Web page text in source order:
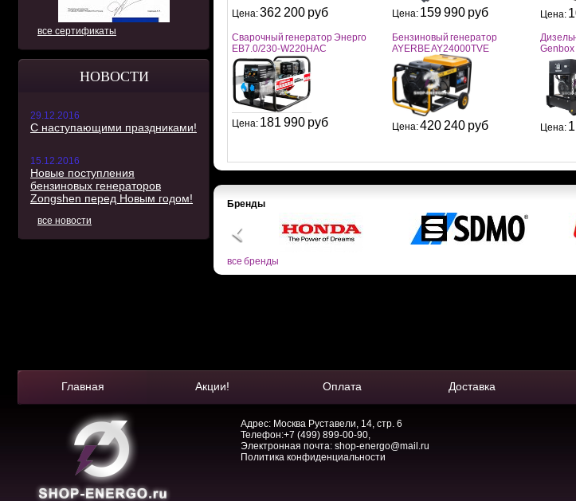
все сертификаты
НОВОСТИ
29.12.2016
С наступающими праздниками!
15.12.2016
Новые поступления
бензиновых генераторов
Zongshen перед Новым годом!
все новости
Цена:362 200 руб Цена: 159 990 руб Цена:
Сварочный генератор Энерго
EB7.0/230-W220HAC
Цена: 181 990 руб
Бензиновый генератор
AYERBE AY24000TVE
Цена:420 240 руб
Genbox
Цена:
Бренды
все бренды
Главная Акции! Оплата Доставка
Адрес: Москва Руставели, 14, стр. 6
Телефон:+7 (499) 899-00-90,
Электронная почта: shop-energo@mail.ru
Политика конфиденциальности